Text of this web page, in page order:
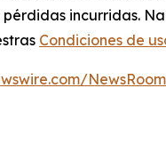
incurridas.
Condiciones de